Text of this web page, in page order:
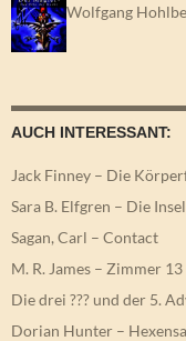
Wolfgang
AUCH INTERESSANT:
Jack Finney – Die
Sara B. Elfgren – Die
Sagan, Carl – Contact
M. R. James – Zimmer
Die drei ??? und der 5.
Dorian Hunter –